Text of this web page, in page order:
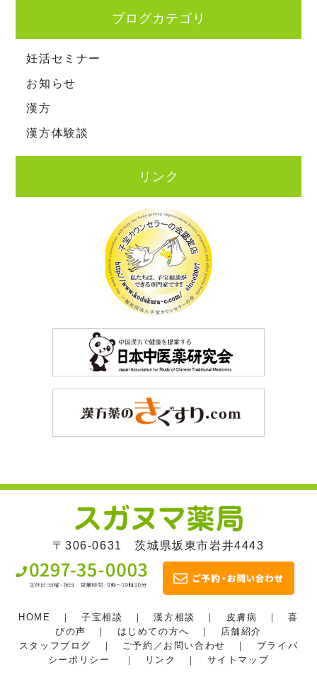
ブログカテゴリ
妊活セミナー
お知らせ
漢方
漢方体験談
リンク
〒306-0631 茨城県坂東市岩井4443
HOME ｜子宝相談 ｜漢方相談 ｜ 皮膚病 ｜喜
びの声
｜ はじめての方へ ｜ 店舗紹介
スタッフブログ
｜ ご予約／お問い合わせ ｜ プライバ
シーポリシー
｜ リンク ｜ サイトマップ